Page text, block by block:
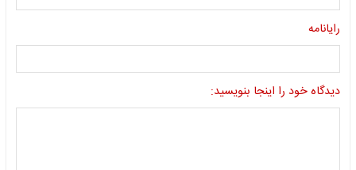
رایانامه
دیدگاه خود را اینجا بنویسید: